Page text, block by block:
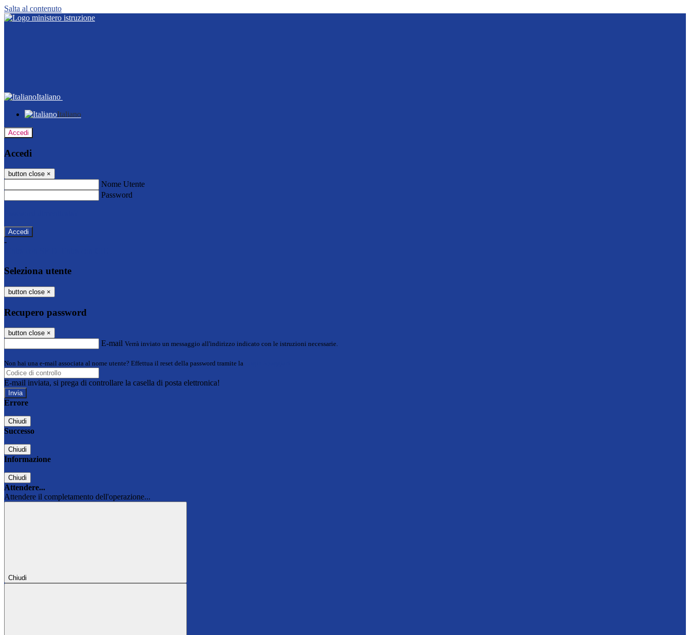
Salta al contenuto
Italiano
Italiano
Accedi
Accedi
button close ×
Nome Utente
Password
-
Seleziona utente
button close ×
Recupero password
button close ×
E-mail Verrà inviato un messaggio all'indirizzo indicato con le istruzioni necessarie.
Non hai una e-mail associata al nome utente? Effettua il reset della password tramite la
E-mail inviata, si prega di controllare la casella di posta elettronica!
Errore
Chiudi
Successo
Chiudi
Informazione
Chiudi
Attendere...
Attendere il completamento dell'operazione...
Chiudi